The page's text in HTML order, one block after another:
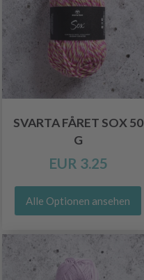
SVARTA FÅRET SOX 50
G
EUR 3.25
Alle Optionen ansehen